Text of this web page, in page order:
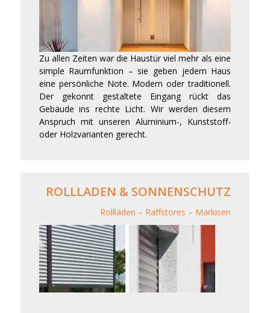
Zu allen Zeiten war die Haustür viel mehr als eine
simple Raumfunktion – sie geben jedem Haus
eine persönliche Note. Modern oder traditionell.
Der gekonnt gestaltete Eingang rückt das
Gebäude ins rechte Licht. Wir werden diesem
Anspruch mit unseren Aluminium-, Kunststoff-
oder Holzvarianten gerecht.
ROLLLADEN & SONNENSCHUTZ
Rollläden – Raffstores – Markisen